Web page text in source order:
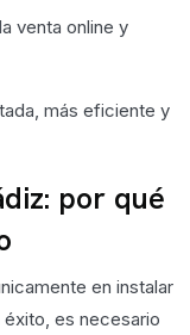
venta online y
más eficiente y
por qué
en instalar
es necesario